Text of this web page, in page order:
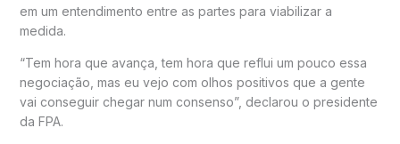
em um entendimento entre as partes para viabilizar a
medida.
“Tem hora que avança, tem hora que reflui um pouco essa
negociação, mas eu vejo com olhos positivos que a gente
vai conseguir chegar num consenso”, declarou o presidente
da FPA.